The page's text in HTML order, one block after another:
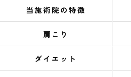
当施術院の特徴
肩こり
ダイエット